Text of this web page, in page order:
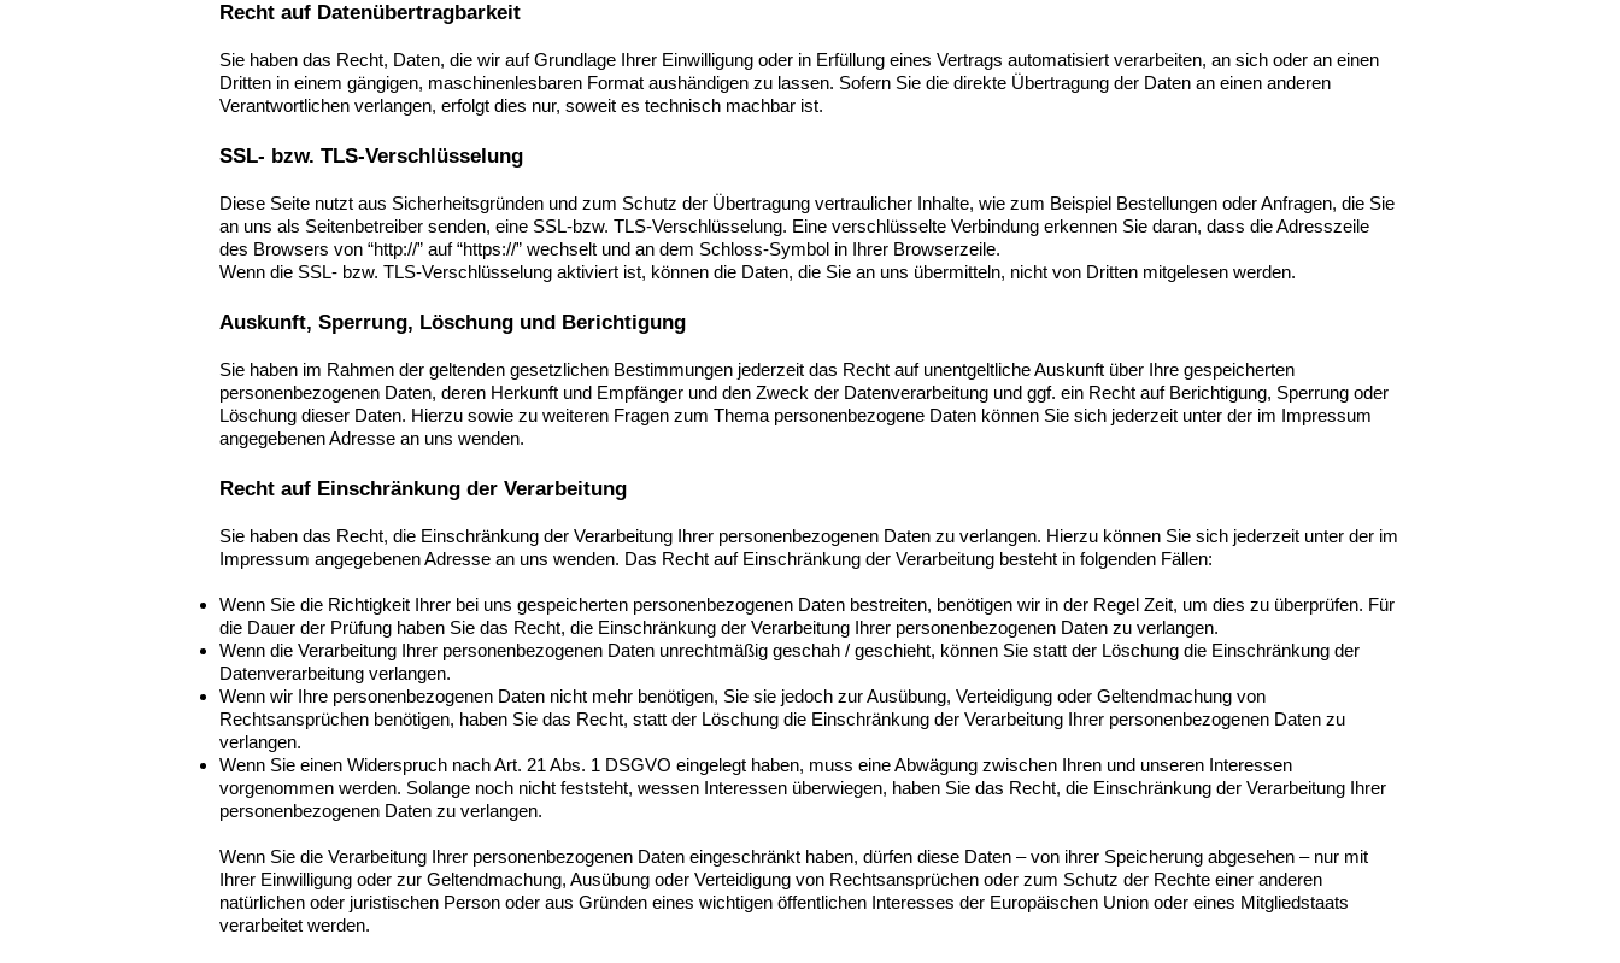
Recht auf Datenübertragbarkeit
Sie haben das Recht, Daten, die wir auf Grundlage Ihrer Einwilligung oder in Erfüllung eines Vertrags automatisiert verarbeiten, an sich oder an einen
Dritten in einem gängigen, maschinenlesbaren Format aushändigen zu lassen. Sofern Sie die direkte Übertragung der Daten an einen anderen
Verantwortlichen verlangen, erfolgt dies nur, soweit es technisch machbar ist.
SSL- bzw. TLS-Verschlüsselung
Diese Seite nutzt aus Sicherheitsgründen und zum Schutz der Übertragung vertraulicher Inhalte, wie zum Beispiel Bestellungen oder Anfragen, die Sie
an uns als Seitenbetreiber senden, eine SSL-bzw. TLS-Verschlüsselung. Eine verschlüsselte Verbindung erkennen Sie daran, dass die Adresszeile
des Browsers von “http://” auf “https://” wechselt und an dem Schloss-Symbol in Ihrer Browserzeile.
Wenn die SSL- bzw. TLS-Verschlüsselung aktiviert ist, können die Daten, die Sie an uns übermitteln, nicht von Dritten mitgelesen werden.
Auskunft, Sperrung, Löschung und Berichtigung
Sie haben im Rahmen der geltenden gesetzlichen Bestimmungen jederzeit das Recht auf unentgeltliche Auskunft über Ihre gespeicherten
personenbezogenen Daten, deren Herkunft und Empfänger und den Zweck der Datenverarbeitung und ggf. ein Recht auf Berichtigung, Sperrung oder
Löschung dieser Daten. Hierzu sowie zu weiteren Fragen zum Thema personenbezogene Daten können Sie sich jederzeit unter der im Impressum
angegebenen Adresse an uns wenden.
Recht auf Einschränkung der Verarbeitung
Sie haben das Recht, die Einschränkung der Verarbeitung Ihrer personenbezogenen Daten zu verlangen. Hierzu können Sie sich jederzeit unter der im
Impressum angegebenen Adresse an uns wenden. Das Recht auf Einschränkung der Verarbeitung besteht in folgenden Fällen:
Wenn Sie die Richtigkeit Ihrer bei uns gespeicherten personenbezogenen Daten bestreiten, benötigen wir in der Regel Zeit, um dies zu überprüfen. Für
die Dauer der Prüfung haben Sie das Recht, die Einschränkung der Verarbeitung Ihrer personenbezogenen Daten zu verlangen.
Wenn die Verarbeitung Ihrer personenbezogenen Daten unrechtmäßig geschah / geschieht, können Sie statt der Löschung die Einschränkung der
Datenverarbeitung verlangen.
Wenn wir Ihre personenbezogenen Daten nicht mehr benötigen, Sie sie jedoch zur Ausübung, Verteidigung oder Geltendmachung von
Rechtsansprüchen benötigen, haben Sie das Recht, statt der Löschung die Einschränkung der Verarbeitung Ihrer personenbezogenen Daten zu
verlangen.
Wenn Sie einen Widerspruch nach Art. 21 Abs. 1 DSGVO eingelegt haben, muss eine Abwägung zwischen Ihren und unseren Interessen
vorgenommen werden. Solange noch nicht feststeht, wessen Interessen überwiegen, haben Sie das Recht, die Einschränkung der Verarbeitung Ihrer
personenbezogenen Daten zu verlangen.
Wenn Sie die Verarbeitung Ihrer personenbezogenen Daten eingeschränkt haben, dürfen diese Daten – von ihrer Speicherung abgesehen – nur mit
Ihrer Einwilligung oder zur Geltendmachung, Ausübung oder Verteidigung von Rechtsansprüchen oder zum Schutz der Rechte einer anderen
natürlichen oder juristischen Person oder aus Gründen eines wichtigen öffentlichen Interesses der Europäischen Union oder eines Mitgliedstaats
verarbeitet werden.